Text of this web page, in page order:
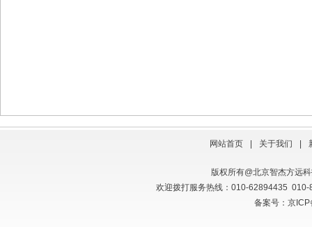
网站首页 关于我们
版权所有@北京智杰方
欢迎拨打服务热线：010-62894435
备案号：京